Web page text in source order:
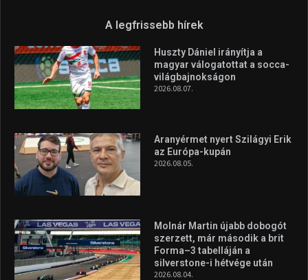
A legfrissebb hírek
Huszty Dániel irányítja a
magyar válogatottat a socca-
világbajnokságon
2026.08.07.
Aranyérmet nyert Szilágyi Erik
az Európa-kupán
2026.08.05.
Molnár Martin újabb dobogót
szerzett, már második a brit
Forma–3 tabelláján a
silverstone-i hétvége után
2026.08.04.